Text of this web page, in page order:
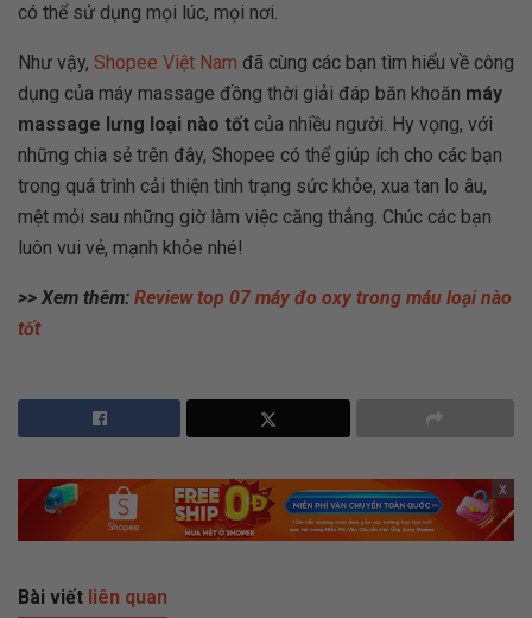
có thể sử dụng mọi lúc, mọi nơi.
Như vậy, Shopee Việt Nam đã cùng các bạn tìm hiểu về công
dụng của máy massage đồng thời giải đáp băn khoăn máy
massage lưng loại nào tốt của nhiều người. Hy vọng, với
những chia sẻ trên đây, Shopee có thể giúp ích cho các bạn
trong quá trình cải thiện tình trạng sức khỏe, xua tan lo âu,
mệt mỏi sau những giờ làm việc căng thẳng. Chúc các bạn
luôn vui vẻ, mạnh khỏe nhé!
>> Xem thêm: Review top 07 máy đo oxy trong máu loại nào
tốt
x
Bài viết liên quan